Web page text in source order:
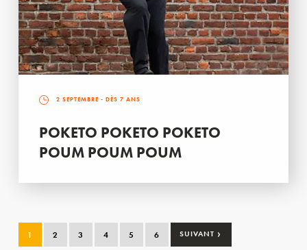
2 SEPTEMBRE - DÈS 7 ANS
POKETO POKETO POKETO
POUM POUM POUM
1 2 3 4 5 6 SUIVANT ›